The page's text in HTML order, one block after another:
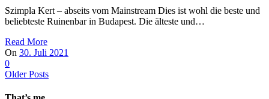
Szimpla Kert – abseits vom Mainstream Dies ist wohl die beste und
beliebteste Ruinenbar in Budapest. Die älteste und…
Read More
On 30. Juli 2021
0
Older Posts